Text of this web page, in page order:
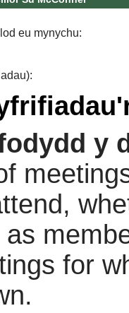
eu mynychu:
y
for